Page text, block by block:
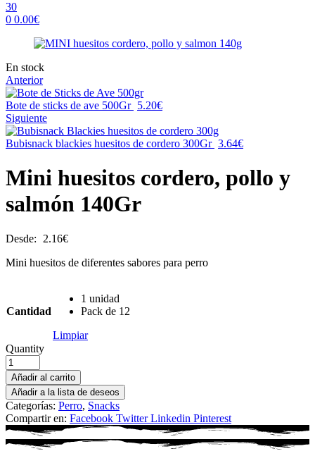
30
0 0.00€
Availability:
En stock
Anterior
Bote de sticks de ave 500Gr 5.20€
Siguiente
Bubisnack blackies huesitos de cordero 300Gr 3.64€
Mini huesitos cordero, pollo y
salmón 140Gr
Desde: 2.16€
Mini huesitos de diferentes sabores para perro
Cantidad
1 unidad
Pack de 12
Limpiar
Quantity
Añadir al carrito
Añadir a la lista de deseos
Categorías: Perro, Snacks
Compartir en: Facebook Twitter Linkedin Pinterest